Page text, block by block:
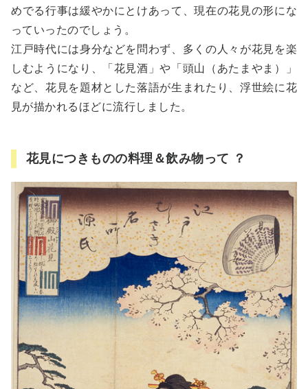
めでる行事は緩やかにとけあって、現在の花見の形にな
っていったのでしょう。
江戸時代には身分などを問わず、多くの人々が花見を楽
しむようになり、「花見酒」や「頭山（あたまやま）」
など、花見を題材とした落語が生まれたり、浮世絵に花
見が描かれるほどに流行しました。
花見につきものの料理＆飲み物って ？